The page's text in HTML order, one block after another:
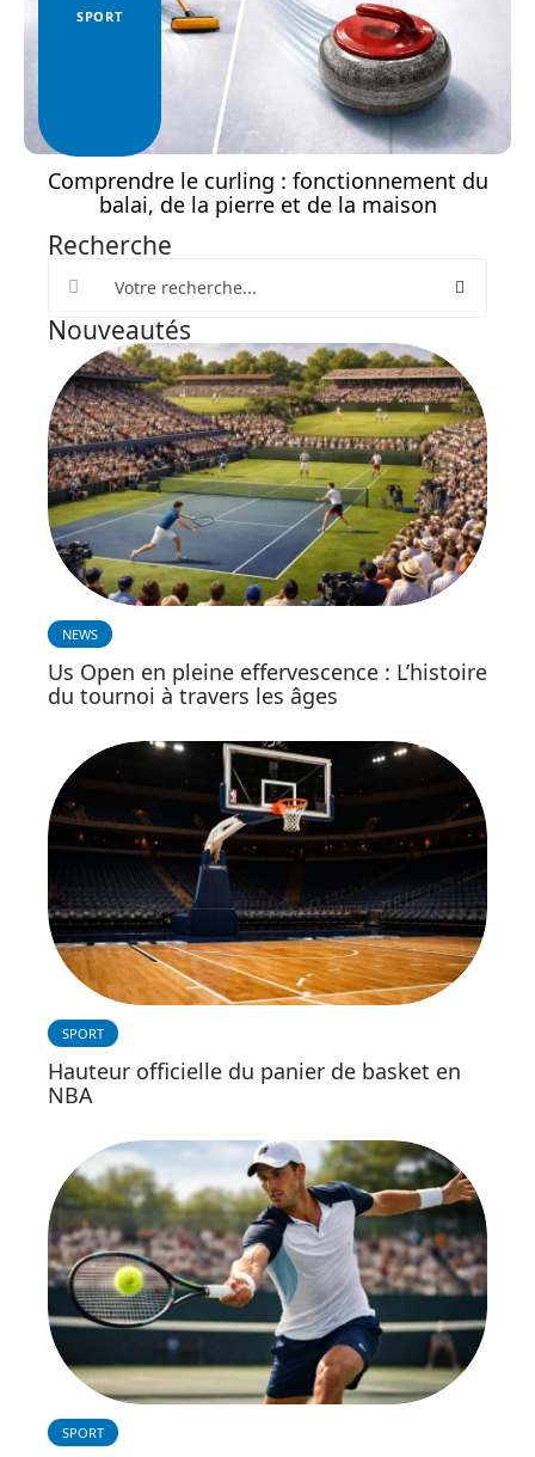
SPORT
Comprendre le curling : fonctionnement du
balai, de la pierre et de la maison
Recherche
Nouveautés
NEWS
Us Open en pleine effervescence : L’histoire
du tournoi à travers les âges
SPORT
Hauteur officielle du panier de basket en
NBA
SPORT